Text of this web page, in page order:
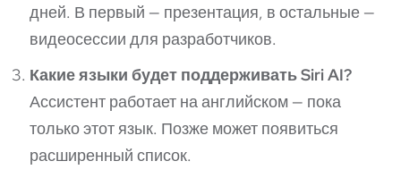
дней. В первый — презентация, в остальные —
видеосессии для разработчиков.
Какие языки будет поддерживать Siri AI?
Ассистент работает на английском — пока
только этот язык. Позже может появиться
расширенный список.